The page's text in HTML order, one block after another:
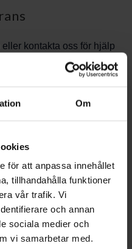
Om
för att anpassa innehållet
tillhandahålla funktioner
vår trafik. Vi
och annan
sociala medier och
vi samarbetar med.
kontakta oss för hjälp
och leveranstid anges i
rådgivning kring
matchar din Oden 6300
är det viktigt att pannan är
för att få korrekt
på hur en del ska
eller instruktioner